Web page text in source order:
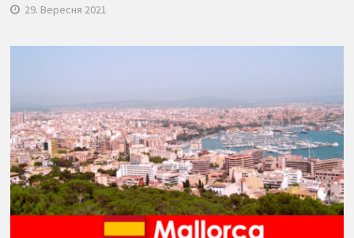
29. Вересня 2021